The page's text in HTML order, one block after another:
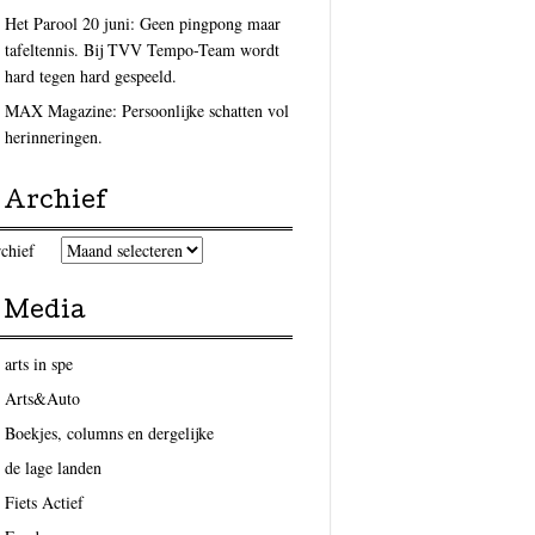
Het Parool 20 juni: Geen pingpong maar
tafeltennis. Bij TVV Tempo-Team wordt
hard tegen hard gespeeld.
MAX Magazine: Persoonlijke schatten vol
herinneringen.
Archief
Media
arts in spe
Arts&Auto
Boekjes, columns en dergelijke
de lage landen
Fiets Actief